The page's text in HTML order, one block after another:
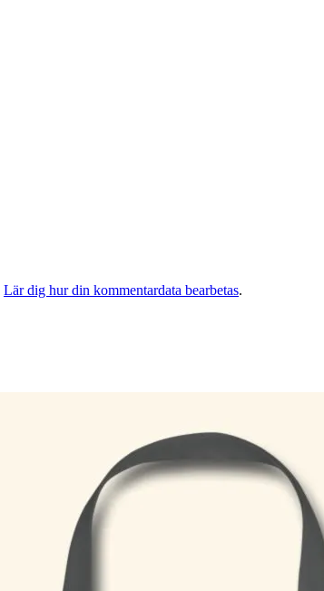
Lär dig hur din kommentardata bearbetas.